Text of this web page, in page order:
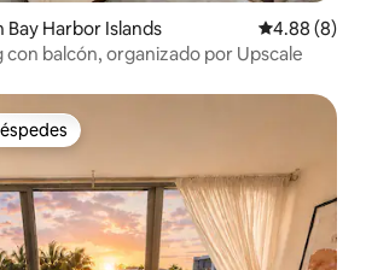
Harbor Islands Calificación
4.88 (8)
balcón, organizado por Upscale